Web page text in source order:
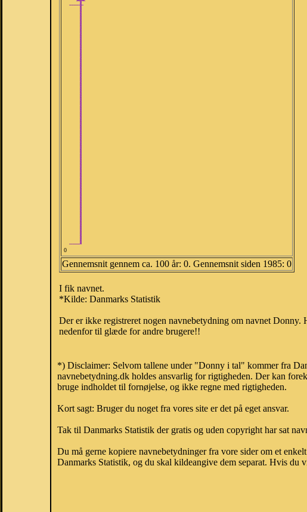
0
Gennemsnit gennem ca. 100 år: 0. Gennemsnit siden 1985: 0
I fik navnet.
*Kilde: Danmarks Statistik
Der er ikke registreret nogen navnebetydning om navnet
nedenfor til glæde for andre brugere!!
*) Disclaimer: Selvom tallene under "Donny i tal" kommer fra
navnebetydning.dk holdes ansvarlig for rigtigheden. Der kan
bruge indholdet til fornøjelse, og ikke regne med rigtigheden.
Kort sagt: Bruger du noget fra vores site er det på eget ansvar.
Tak til Danmarks Statistik der gratis og uden copyright har sat
Du må gerne kopiere navnebetydninger fra vore sider om et
Danmarks Statistik, og du skal kildeangive dem separat. Hvis